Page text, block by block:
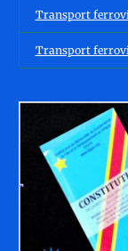
Transport
Transport